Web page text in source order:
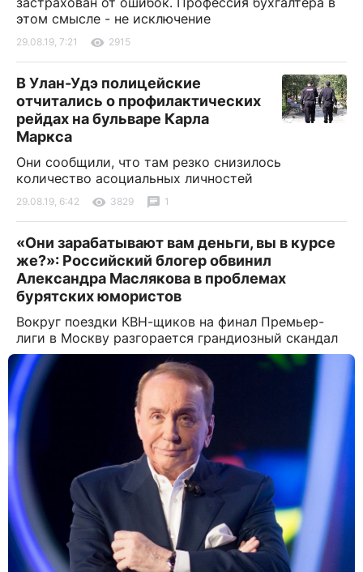
этом смысле - не исключение
29.08.19, 7:21 2915
В Улан-Удэ полицейские
отчитались о профилактических
рейдах на бульваре Карла
Маркса
Они сообщили, что там резко снизилось
количество асоциальных личностей
29.08.19, 6:42 3829 1
«Они зарабатывают вам деньги, вы в курсе
же?»: Российский блогер обвинил
Александра Маслякова в проблемах
бурятских юмористов
Вокруг поездки КВН-щиков на финал Премьер-
лиги в Москву разгорается грандиозный скандал